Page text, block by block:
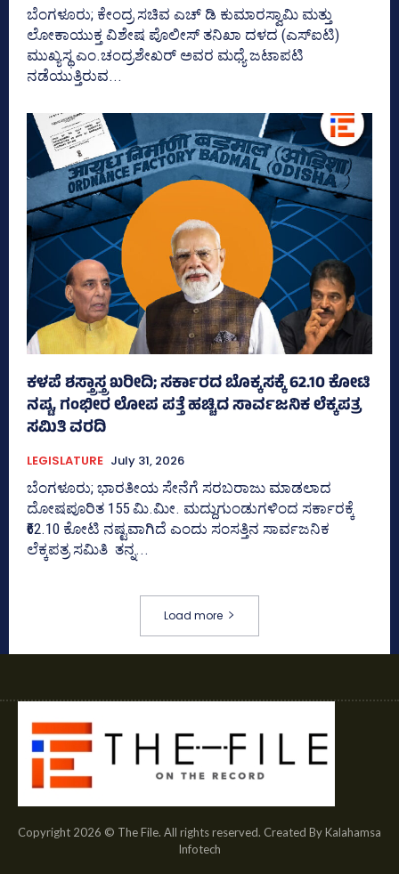
ಬೆಂಗಳೂರು; ಕೇಂದ್ರ ಸಚಿವ ಎಚ್‌ ಡಿ ಕುಮಾರಸ್ವಾಮಿ ಮತ್ತು
ಲೋಕಾಯುಕ್ತ ವಿಶೇಷ ಪೊಲೀಸ್‌ ತನಿಖಾ ದಳದ (ಎಸ್‌ಐಟಿ)
ಮುಖ್ಯಸ್ಥ ಎಂ.ಚಂದ್ರಶೇಖರ್‌ ಅವರ ಮಧ್ಯೆ ಜಟಾಪಟಿ
ನಡೆಯುತ್ತಿರುವ...
ಕಳಪೆ ಶಸ್ತ್ರಾಸ್ತ್ರ ಖರೀದಿ; ಸರ್ಕಾರದ ಬೊಕ್ಕಸಕ್ಕೆ 62.10 ಕೋಟಿ
ನಷ್ಟ, ಗಂಭೀರ ಲೋಪ ಪತ್ತೆ ಹಚ್ಚಿದ ಸಾರ್ವಜನಿಕ ಲೆಕ್ಕಪತ್ರ
ಸಮಿತಿ ವರದಿ
LEGISLATURE July 31, 2026
ಬೆಂಗಳೂರು; ಭಾರತೀಯ ಸೇನೆಗೆ ಸರಬರಾಜು ಮಾಡಲಾದ
ದೋಷಪೂರಿತ 155 ಮಿ.ಮೀ. ಮದ್ದುಗುಂಡುಗಳಿಂದ ಸರ್ಕಾರಕ್ಕೆ
₹62.10 ಕೋಟಿ ನಷ್ಟವಾಗಿದೆ ಎಂದು ಸಂಸತ್ತಿನ ಸಾರ್ವಜನಿಕ
ಲೆಕ್ಕಪತ್ರ ಸಮಿತಿ ತನ್ನ...
Load more
Copyright 2026 © The File. All rights reserved. Created By Kalahamsa
Infotech